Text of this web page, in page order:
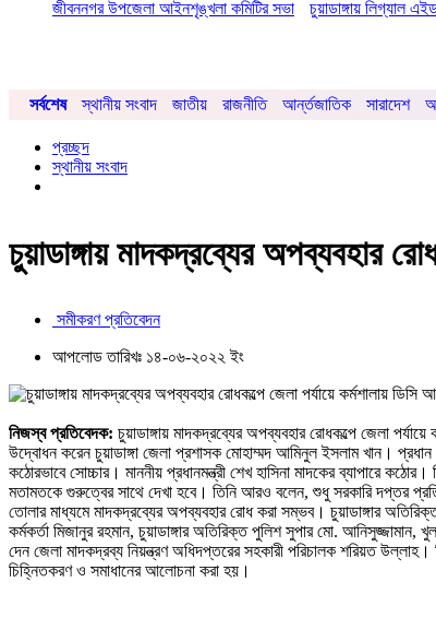
জীবননগর উপজেলা আইনশৃঙ্খলা কমিটির সভা
চুয়াডাঙ্গায় লিগ্যাল
সর্বশেষ স্থানীয় সংবাদ জাতীয় রাজনীতি আর্ন্তজাতিক সারাদেশ
প্রচ্ছদ
স্থানীয় সংবাদ
চুয়াডাঙ্গায় মাদকদ্রব্যের অপব্যবহার
সমীকরণ প্রতিবেদন
আপলোড তারিখঃ ১৪-০৬-২০২২ ইং
নিজস্ব প্রতিবেদক: চুয়াডাঙ্গায় মাদকদ্রব্যের অপব্যবহার রোধকল্পে জেলা
উদ্বোধন করেন চুয়াডাঙ্গা জেলা প্রশাসক মোহাম্মদ আমিনুল ইসলাম খান।
কঠোরভাবে সোচ্চার। মাননীয় প্রধানমন্ত্রী শেখ হাসিনা মাদকের ব্যাপারে
মতামতকে গুরুত্বের সাথে দেখা হবে। তিনি আরও বলেন, শুধু সরকারি দপ্তর
তোলার মাধ্যমে মাদকদ্রব্যের অপব্যবহার রোধ করা সম্ভব। চুয়াডাঙ্গার
কর্মকর্তা মিজানুর রহমান, চুয়াডাঙ্গার অতিরিক্ত পুলিশ সুপার মো.
দেন জেলা মাদকদ্রব্য নিয়ন্ত্রণ অধিদপ্তরের সহকারী পরিচালক শরিয়ত
চিহ্নিতকরণ ও সমাধানের আলোচনা করা হয়।